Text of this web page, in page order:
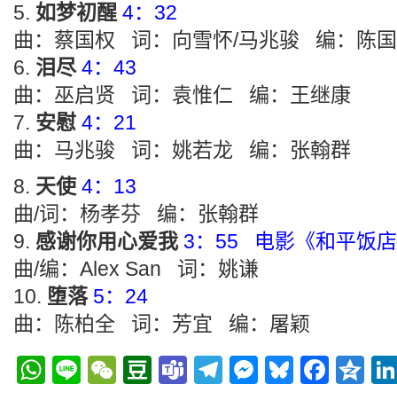
如梦初醒 4：32
曲：蔡国权 词：向雪怀/马兆骏 编：陈
泪尽 4：43
曲：巫启贤 词：袁惟仁 编：王继康
安慰 4：21
曲：马兆骏 词：姚若龙 编：张翰群
天使 4：13
曲/词：杨孝芬 编：张翰群
感谢你用心爱我 3：55 电影《和平饭
曲/编：Alex San 词：姚谦
堕落 5：24
曲：陈柏全 词：芳宜 编：屠颖
WhatsApp
LineWeChat
Douban
TeamsTelegramBluesky